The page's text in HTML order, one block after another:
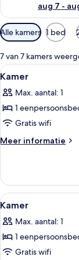
aug 7 -
Beschikbare
filters
voor
kamers
Alle kamers 1 bed
7 van 7 kamers
Alle
foto's
voor
Kamer
laden
1
Kamer
Max. aantal: 1
1
Gratis wifi
Meer informatie
Meer
Alle
foto's
voor
Kamer
laden
1
Kamer
Max. aantal: 1
1
Gratis wifi